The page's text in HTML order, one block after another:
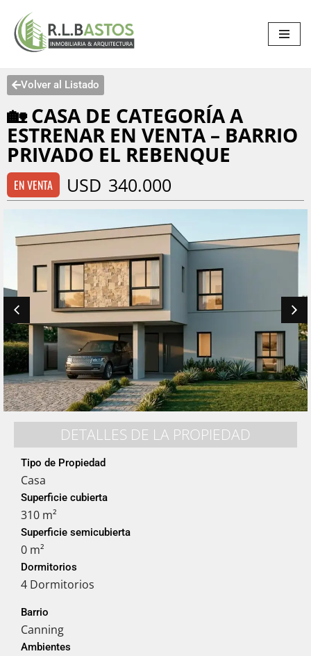
Saltar
Volver al Listado
🏡 CASA DE CATEGORÍA A
ESTRENAR EN VENTA – BARRIO
PRIVADO EL REBENQUE
EN VENTA USD 340.000
DETALLES DE LA PROPIEDAD
Tipo de Propiedad
Casa
Superficie cubierta
310 m²
Superficie semicubierta
0 m²
Dormitorios
4 Dormitorios
Barrio
Canning
Ambientes